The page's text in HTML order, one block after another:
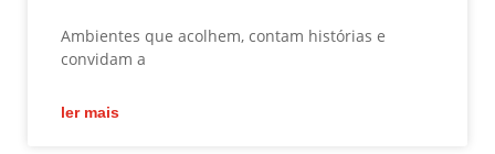
Ambientes que acolhem, contam histórias e
convidam a
ler mais